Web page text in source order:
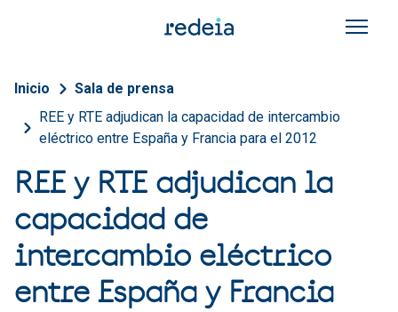
Sobrescribir enlaces de
Inicio
Sala de prensa
REE y RTE adjudican la capacidad de intercambio
eléctrico entre España y Francia para el 2012
REE y RTE adjudican la
capacidad de
intercambio eléctrico
entre España y Francia